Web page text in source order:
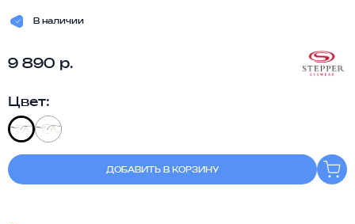
В наличии
9 890 р.
Цвет:
ДОБАВИТЬ В КОРЗИНУ